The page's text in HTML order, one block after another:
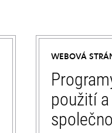
WEBOVÁ
použití